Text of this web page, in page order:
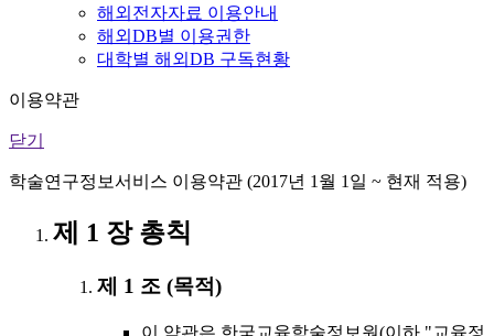
해외전자자료 이용안내
해외DB별 이용권한
대학별 해외DB 구독현황
이용약관
닫기
학술연구정보서비스 이용약관 (2017년 1월 1일 ~ 현재 적용)
제 1 장 총칙
제 1 조 (목적)
이 약관은 한국교육학술정보원(이하 "교육정